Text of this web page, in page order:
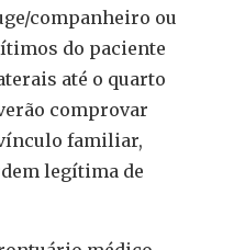
companheiro ou
do paciente
até o quarto
comprovar
familiar,
legítima de